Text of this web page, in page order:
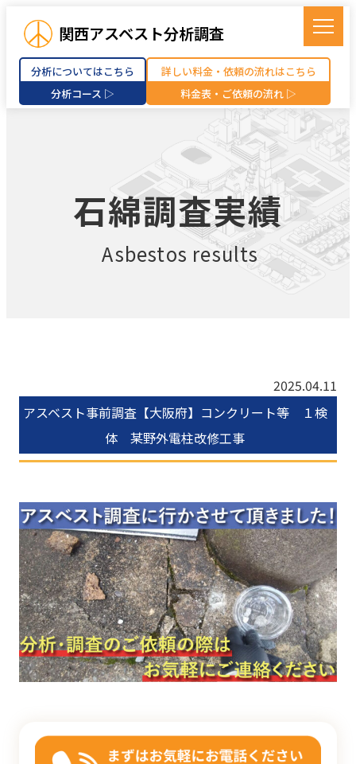
関西アスベスト分析調査
分析についてはこちら
分析コース ▷
詳しい料金・依頼の流れはこちら
料金表・ご依頼の流れ ▷
石綿調査実績
Asbestos results
アスベスト事前調査【大阪府】コンクリート等 １検
体 某野外電柱改修工事
2025.04.11